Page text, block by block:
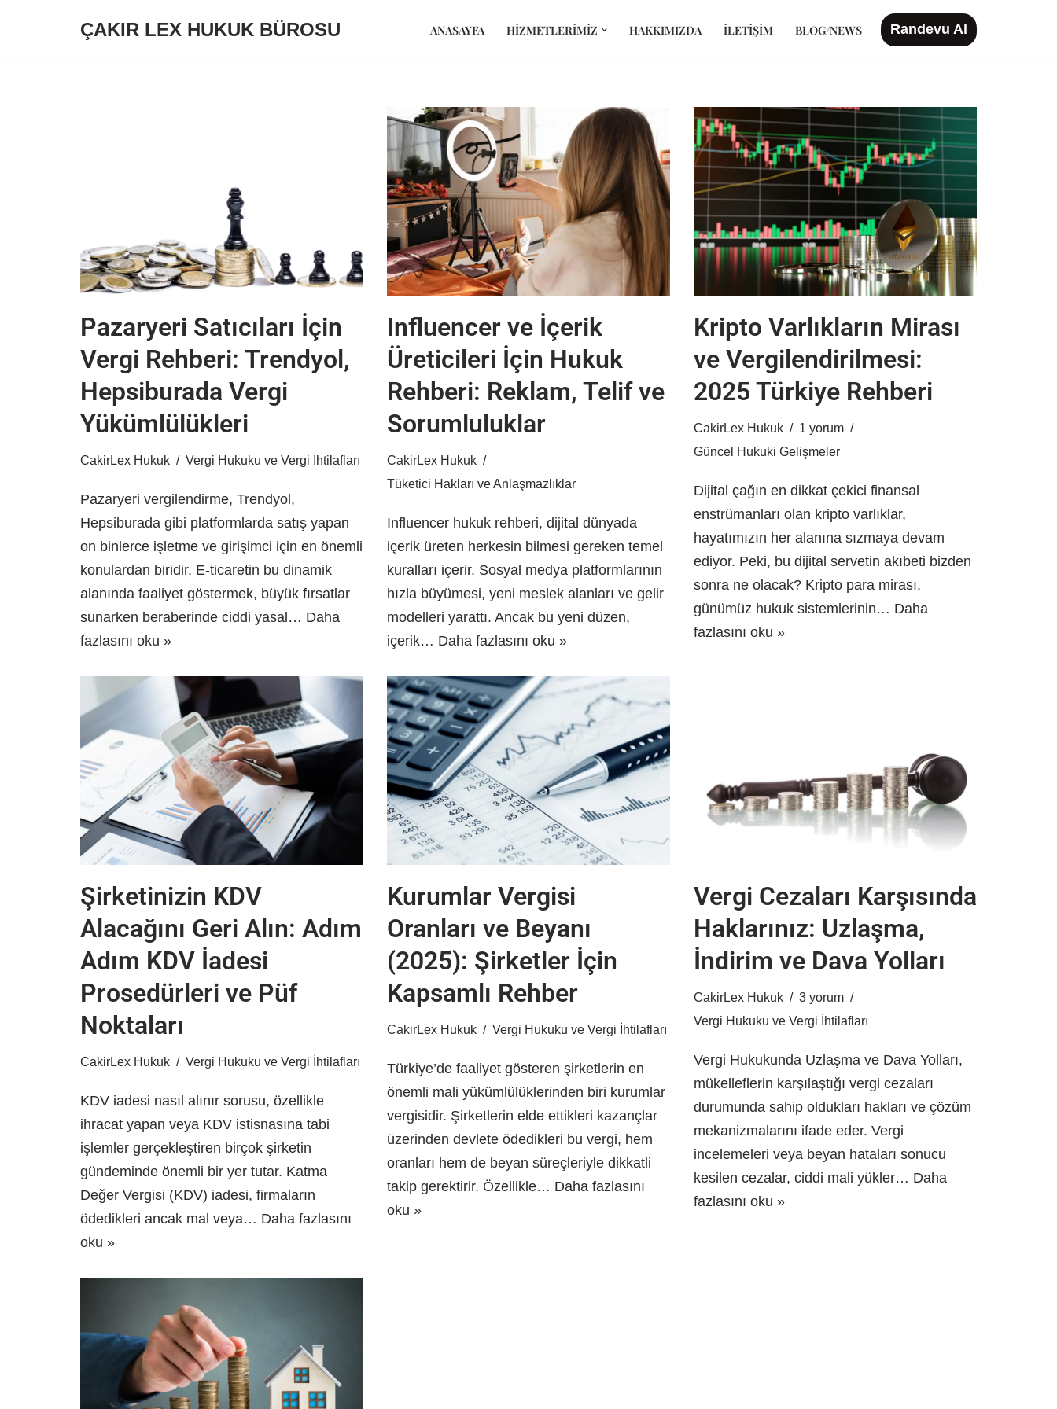
ÇAKIR LEX HUKUK BÜROSU ANASAYFA HIZMETLERIMIZ HAKKIMIZDA İLETIŞIM BLOG/NEWS Randevu Al
Pazaryeri Satıcıları İçin
Vergi Rehberi: Trendyol,
Hepsiburada Vergi
Yükümlülükleri
CakirLex Hukuk Vergi Hukuku ve Vergi İhtilafları
Pazaryeri vergilendirme, Trendyol,
Hepsiburada gibi platformlarda satış yapan
on binlerce işletme ve girişimci için en önemli
konulardan biridir. E-ticaretin bu dinamik
alanında faaliyet göstermek, büyük fırsatlar
sunarken beraberinde ciddi yasal… Daha
fazlasını oku »
Influencer ve İçerik
Üreticileri İçin Hukuk
Rehberi: Reklam, Telif ve
Sorumluluklar
CakirLex Hukuk
Tüketici Hakları ve Anlaşmazlıklar
Influencer hukuk rehberi, dijital dünyada
içerik üreten herkesin bilmesi gereken temel
kuralları içerir. Sosyal medya platformlarının
hızla büyümesi, yeni meslek alanları ve gelir
modelleri yarattı. Ancak bu yeni düzen,
içerik… Daha fazlasını oku »
Kripto Varlıkların Mirası
ve Vergilendirilmesi:
2025 Türkiye Rehberi
CakirLex Hukuk
1 yorum
Güncel Hukuki Gelişmeler
Dijital çağın en dikkat çekici finansal
enstrümanları olan kripto varlıklar,
hayatımızın her alanına sızmaya devam
ediyor. Peki, bu dijital servetin akıbeti bizden
sonra ne olacak? Kripto para mirası,
günümüz hukuk sistemlerinin… Daha
fazlasını oku »
Şirketinizin KDV
Alacağını Geri Alın: Adım
Adım KDV İadesi
Prosedürleri ve Püf
Noktaları
CakirLex Hukuk Vergi Hukuku ve Vergi İhtilafları
KDV iadesi nasıl alınır sorusu, özellikle
ihracat yapan veya KDV istisnasına tabi
işlemler gerçekleştiren birçok şirketin
gündeminde önemli bir yer tutar. Katma
Değer Vergisi (KDV) iadesi, firmaların
ödedikleri ancak mal veya… Daha fazlasını
oku »
Kurumlar Vergisi
Oranları ve Beyanı
(2025): Şirketler İçin
Kapsamlı Rehber
CakirLex Hukuk Vergi Hukuku ve Vergi İhtilafları
Türkiye’de faaliyet gösteren şirketlerin en
önemli mali yükümlülüklerinden biri kurumlar
vergisidir. Şirketlerin elde ettikleri kazançlar
üzerinden devlete ödedikleri bu vergi, hem
oranları hem de beyan süreçleriyle dikkatli
takip gerektirir. Özellikle… Daha fazlasını
oku »
Vergi Cezaları Karşısında
Haklarınız: Uzlaşma,
İndirim ve Dava Yolları
CakirLex Hukuk
3 yorum
Vergi Hukuku ve Vergi İhtilafları
Vergi Hukukunda Uzlaşma ve Dava Yolları,
mükelleflerin karşılaştığı vergi cezaları
durumunda sahip oldukları hakları ve çözüm
mekanizmalarını ifade eder. Vergi
incelemeleri veya beyan hataları sonucu
kesilen cezalar, ciddi mali yükler… Daha
fazlasını oku »